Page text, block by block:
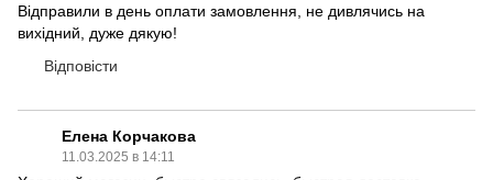
Відправили в день оплати замовлення, не дивлячись на
вихідний, дуже дякую!
Відповісти
Елена Корчакова
11.03.2025 в 14:11